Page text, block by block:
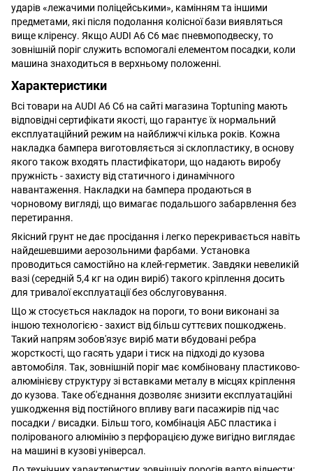
ударів «лежачими поліцейськими», камінням та іншими
предметами, які після подолання колісної бази виявляться
вище кліренсу. Якщо AUDI A6 C6 має пневмоподвеску, то
зовнішній поріг служить вспомогалі елементом посадки, коли
машина знаходиться в верхньому положенні.
Характеристики
Всі товари на AUDI A6 C6 на сайті магазина Toptuning мають
відповідні сертифікати якості, що гарантує їх нормальний
експлуатаційний режим на найближчі кілька років. Кожна
накладка бампера виготовляється зі склопластику, в основу
якого також входять пластифікатори, що надають виробу
пружність - захисту від статичного і динамічного
навантаження. Накладки на бампера продаються в
чорновому вигляді, що вимагає подальшого забарвлення без
перетирання.
Якісний грунт не дає просідання і легко перекривається навіть
найдешевшими аерозольними фарбами. Установка
проводиться самостійно на клей-герметик. Завдяки невеликій
вазі (середній 5,4 кг на один виріб) такого кріплення досить
для тривалої експлуатації без обслуговування.
Що ж стосується накладок на пороги, то вони виконані за
іншою технологією - захист від більш суттєвих пошкоджень.
Такий напрям зобов'язує виріб мати вбудовані ребра
жорсткості, що гасять удари і тиск на підході до кузова
автомобіля. Так, зовнішній поріг має комбіновану пластиково-
алюмінієву структуру зі вставками металу в місцях кріплення
до кузова. Таке об'єднання дозволяє знизити експлуатаційні
ушкодження від постійного впливу ваги пасажирів під час
посадки / висадки. Більш того, комбінація АБС пластика і
полірованого алюмінію з перфорацією дуже вигідно виглядає
на машині в кузові універсал.